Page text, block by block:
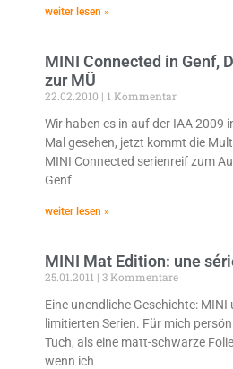
weiter lesen »
MINI Connected in Genf,
zur MÜ
22.02.2010
1 Kommentar
Wir haben es in auf der IAA 2009
Mal gesehen, jetzt kommt die
MINI Connected serienreif zum
Genf
weiter lesen »
MINI Mat Edition: une
25.01.2011
3 Kommentare
Eine unendliche Geschichte: MINI
limitierten Serien. Für mich
Tuch, als eine matt-schwarze
wenn ich